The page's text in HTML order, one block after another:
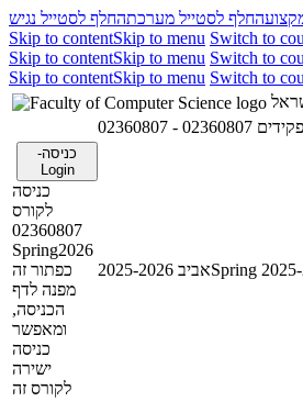
החלף לסטייל מערכתהחלף לסטייל נגיש
Skip to contentSkip to menu Switch to
Skip to contentSkip to menu Switch to
Skip to contentSkip to menu Switch to
כניסה-
Login
כניסה
לקורס
02360807
Spring2026
כפתור זה
מפנה לדף
הכניסה,
ומאפשר
כניסה
ישירה
לקורס זה
אביב 2025-2026Spring